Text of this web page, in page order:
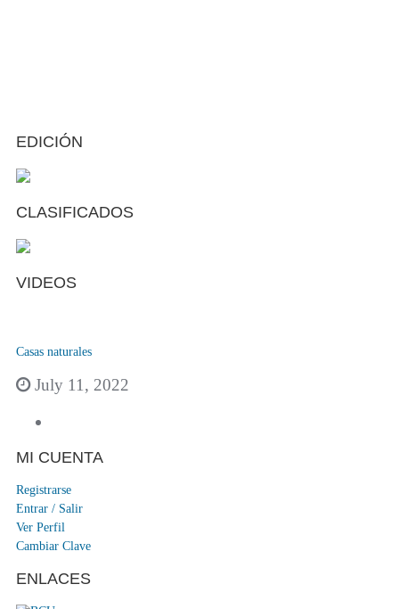
EDICIÓN
CLASIFICADOS
VIDEOS
Casas naturales
July 11, 2022
MI CUENTA
Registrarse
Entrar / Salir
Ver Perfil
Cambiar Clave
ENLACES